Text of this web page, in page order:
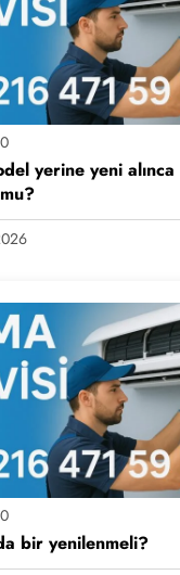
0
yerine yeni alınca
0
bir yenilenmeli?